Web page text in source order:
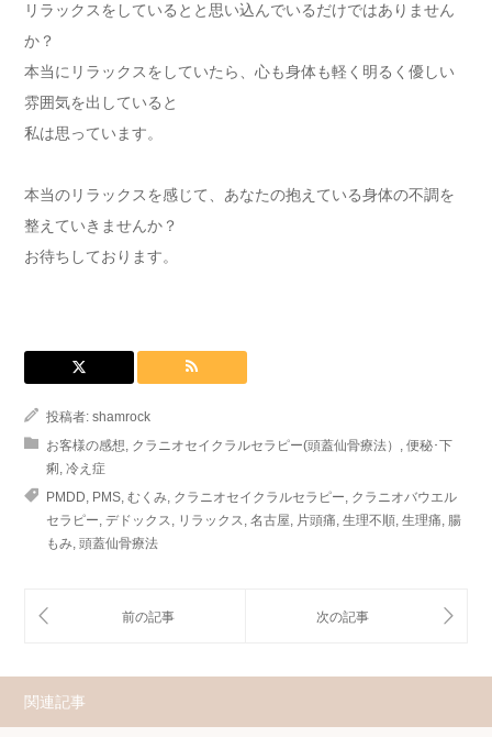
リラックスをしているとと思い込んでいるだけではありません
か？
本当にリラックスをしていたら、心も身体も軽く明るく優しい
雰囲気を出していると
私は思っています。
本当のリラックスを感じて、あなたの抱えている身体の不調を
整えていきませんか？
お待ちしております。
投稿者: shamrock
お客様の感想 クラニオセイクラルセラピー(頭蓋仙骨療法）
便秘･下
痢 冷え症
PMDD PMS むくみ クラニオセイクラルセラピー クラニオバウエル
セラピー デドックス リラックス 名古屋 片頭痛 生理不順 生理痛 腸
もみ 頭蓋仙骨療法
関連記事